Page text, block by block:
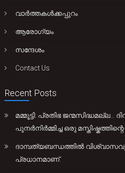
വാർത്തകൾക്കപ്പുറം
ആരോഗ്യം
സന്ദേശം
Contact Us
Recent Posts
മമ്മൂട്ടി: പ്രതിഭ
പുനർനിർമ്മിച്ച ഒരു
ദാമ്പത്യബന്ധത്തിൽ
പ്രധാനമാണ്.